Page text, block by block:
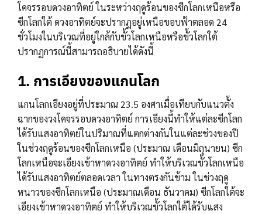
โคจรรอบดวงอาทิตย์ ในระหว่างฤดูร้อนของซีกโลกเหนือหรือ
ซีกโลกใต้ ดวงอาทิตย์จะปรากฏอยู่เหนือขอบฟ้าตลอด 24
ชั่วโมงในบริเวณที่อยู่ใกล้กับขั้วโลกเหนือหรือขั้วโลกใต้
ปรากฏการณ์นี้สามารถอธิบายได้ดังนี้
1. การเอียงของแกนโลก
แกนโลกเอียงอยู่ที่ประมาณ 23.5 องศาเมื่อเทียบกับแนวตั้ง
ฉากของวงโคจรรอบดวงอาทิตย์ การเอียงนี้ทำให้แต่ละซีกโลก
ได้รับแสงอาทิตย์ในปริมาณที่แตกต่างกันในแต่ละช่วงของปี
ในช่วงฤดูร้อนของซีกโลกเหนือ (ประมาณ เดือนมิถุนายน) ซีก
โลกเหนือจะเอียงเข้าหาดวงอาทิตย์ ทำให้บริเวณขั้วโลกเหนือ
ได้รับแสงอาทิตย์ตลอดเวลา ในทางตรงกันข้าม ในช่วงฤดู
หนาวของซีกโลกเหนือ (ประมาณเดือน ธันวาคม) ซีกโลกใต้จะ
เอียงเข้าหาดวงอาทิตย์ ทำให้บริเวณขั้วโลกใต้ได้รับแสง